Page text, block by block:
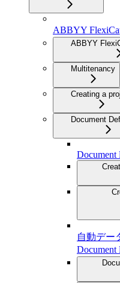
ABBYY
ABBYY
Multitenancy
Creating a
Document
Document
自動デー